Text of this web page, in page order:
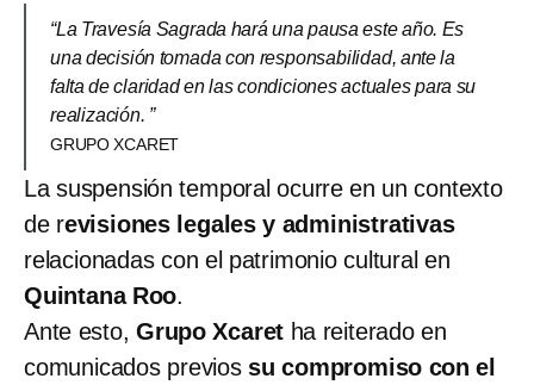
“La Travesía Sagrada hará una pausa este año. Es
una decisión tomada con responsabilidad, ante la
falta de claridad en las condiciones actuales para su
realización. ”
GRUPO XCARET
La suspensión temporal ocurre en un contexto
de revisiones legales y administrativas
relacionadas con el patrimonio cultural en
Quintana Roo.
Ante esto, Grupo Xcaret ha reiterado en
comunicados previos su compromiso con el